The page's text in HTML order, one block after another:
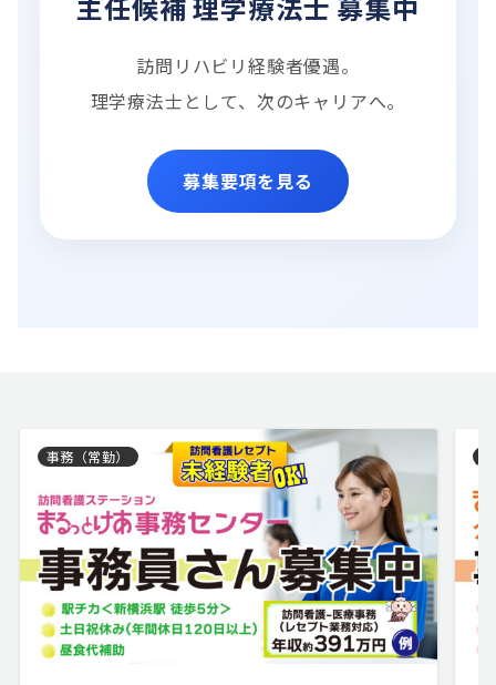
訪問リハビリ経験者優遇。
理学療法士として、次のキャリアへ。
募集要項を見る
事務（常勤）